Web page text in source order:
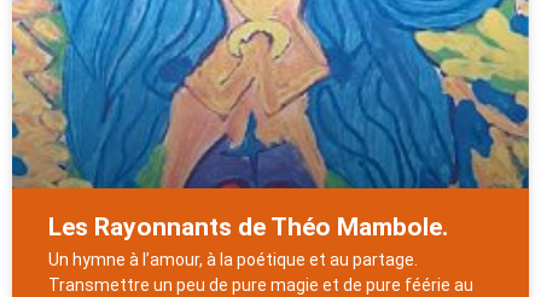
Les Rayonnants de Théo Mambole.
Un hymne à l’amour, à la poétique et au partage.
Transmettre un peu de pure magie et de pure féérie au